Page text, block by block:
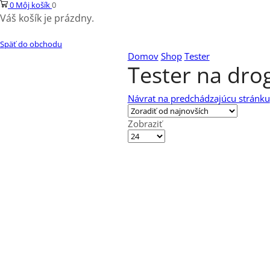
0 Môj košík0
Váš košík je prázdny.
Späť do obchodu
Domov Shop Tester
Tester na
Návrat na predchádzajúcu stránku
Zobraziť
Výrobkov